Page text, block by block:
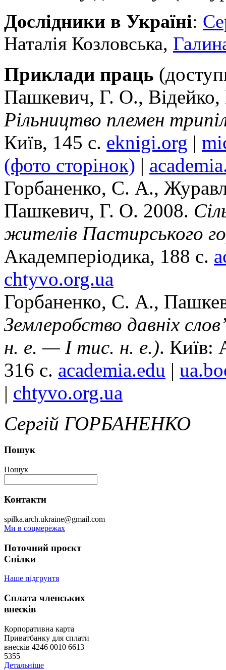
Дослідники в Україні:
Наталія Козловська,
Приклади праць
Пашкевич, Г. О.,
Рільництво племен
Київ, 145 с. eknigi.org |
(фото сторінок) |
Горбаненко, С. А.,
Пашкевич, Г. О. 2008.
жителів Пастирського
Академперіодика, 188 с.
chtyvo.org.ua
Горбаненко, С. А.,
Землеробство давніх
н. е. — І тис. н. е.). Київ:
316 с. academia.edu |
| chtyvo.org.ua
Сергій ГОРБАНЕНКО
Пошук
Пошук
Контакти
spilka.arch.ukraine@gmail.com
Ми в соцмережах
Поточний проєкт
Спілки
Наше підгрунтя
Сплата членських
внесків
Корпоративна карта
Приватбанку для сплати
внесків 4246 0010 6613
5355
Детальніше